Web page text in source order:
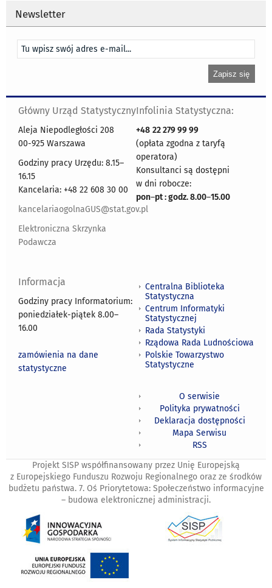
Newsletter
Główny Urząd Statystyczny
Aleja Niepodległości 208
00-925 Warszawa
Godziny pracy Urzędu: 8.15–
16.15
Kancelaria: +48 22 608 30 00
kancelariaogolnaGUS@stat.gov.pl
Elektroniczna Skrzynka
Podawcza
Infolinia Statystyczna:
+48 22 279 99 99
(opłata zgodna z taryfą
operatora)
Konsultanci są dostępni
w dni robocze:
pon–pt : godz. 8.00–15.00
Informacja
Godziny pracy Informatorium:
poniedziałek-piątek 8.00–
16.00
zamówienia na dane
statystyczne
Centralna Biblioteka
Statystyczna
Centrum Informatyki
Statystycznej
Rada Statystyki
Rządowa Rada Ludnościowa
Polskie Towarzystwo
Statystyczne
O serwisie
Polityka prywatności
Deklaracja dostępności
Mapa Serwisu
RSS
Projekt SISP współfinansowany przez Unię Europejską
z Europejskiego Funduszu Rozwoju Regionalnego oraz ze środków
budżetu państwa. 7. Oś Priorytetowa: Społeczeństwo informacyjne
– budowa elektronicznej administracji.